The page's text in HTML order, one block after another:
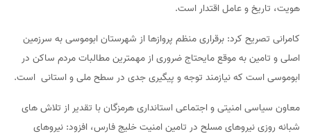
هویت، تاریخ و عامل اقتدار است.
کامرانی تصریح کرد: برقراری منظم پروازها از شهرستان ابوموسی به سرزمین
اصلی و تامین به موقع مایحتاج ضروری از مهمترین مطالبات مردم ساکن در
ابوموسی است که نیازمند توجه و پیگیری جدی در سطح ملی و استانی است.
معاون سیاسی امنیتی و اجتماعی استانداری هرمزگان با تقدیر از تلاش های
شبانه روزی نیروهای مسلح در تامین امنیت خلیج فارس، افزود: نیروهای